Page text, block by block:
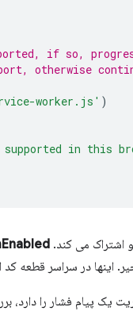
if so,
otherwise
worker.js' )
in this
اشتراک می کند.
اینها در سراسر قطعه
یک پیام فشار را دارد،